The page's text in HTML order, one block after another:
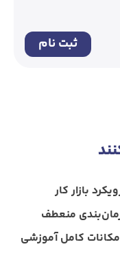
ثبت نام
بازار‌ کار
‌منعطف
کامل ‌آموزشی